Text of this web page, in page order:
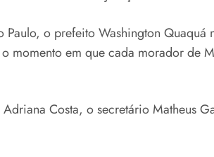
o prefeito Washington Quaquá
em que cada morador de
Costa, o secretário Matheus